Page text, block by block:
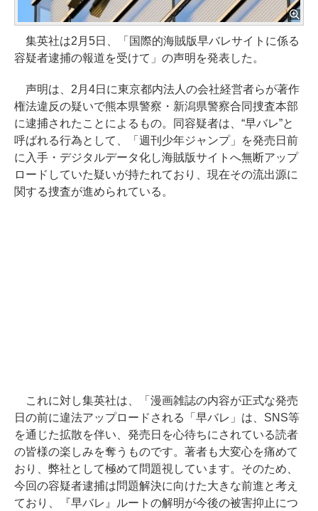
集英社は2月5日、「国際的海賊版早バレサイトに係る
容疑者逮捕の報道を受けて」の声明を発表した。
声明は、2月4日に東京都内法人の会社経営者らが著作
権法違反の疑いで熊本県警察・新潟県警察合同捜査本部
に逮捕されたことによるもの。同容疑者は、“早バレ”と
呼ばれる行為として、「週刊少年ジャンプ」を発売日前
に入手・デジタルデータ化し海賊版サイトへ無断アップ
ロードしていた疑いが持たれており、現在その流出源に
関する捜査が進められている。
これに対し集英社は、「漫画雑誌の内容が正式な発売
日の前に違法アップロードされる「早バレ」は、SNS等
を通じた拡散を伴い、発売日を心待ちにされている読者
の皆様の楽しみを奪うものです。著者も大変心を痛めて
おり、弊社として極めて問題視しています。そのため、
今回の容疑者逮捕は問題解決に向けた大きな前進と考え
ており、『早バレ』ルートの解明が今後の被害抑止につ